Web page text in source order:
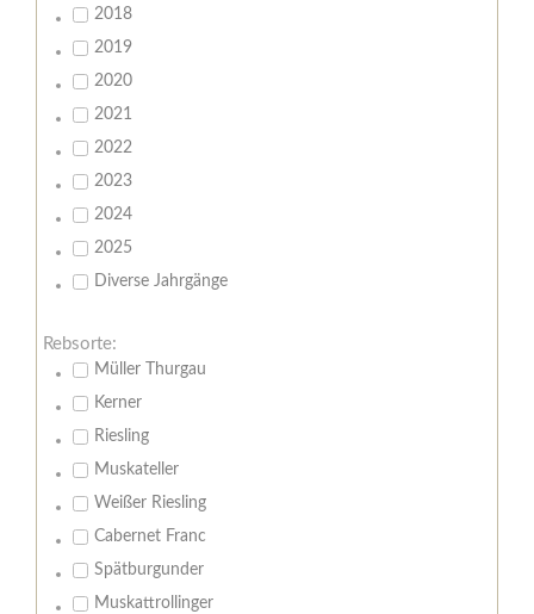
2018
2019
2020
2021
2022
2023
2024
2025
Diverse Jahrgänge
Rebsorte:
Müller Thurgau
Kerner
Riesling
Muskateller
Weißer Riesling
Cabernet Franc
Spätburgunder
Muskattrollinger